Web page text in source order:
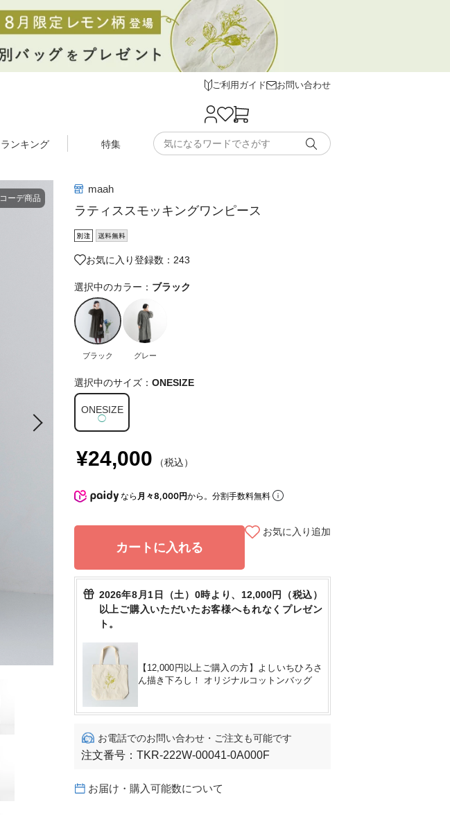
ご利用ガイド お問い合わせ
ランキング 特集
コーデ商品
maah
ラティススモッキングワンピース
お気に入り登録数：243
選択中のカラー： ブラック
ブラック グレー
選択中のサイズ： ONESIZE
ONESIZE
◯
¥24,000 （税込）
なら 月々8,000円から。分割手数料無料
カートに入れる
お気に入り追加
2026年8月1日（土）0時より、12,000円（税込）
以上ご購入いただいたお客様へもれなくプレゼン
ト。
【12,000円以上ご購入の方】よしいちひろさ
ん描き下ろし！ オリジナルコットンバッグ
お電話でのお問い合わせ・ご注文も可能です
注文番号： TKR-222W-00041-0A000F
お届け・購入可能数について